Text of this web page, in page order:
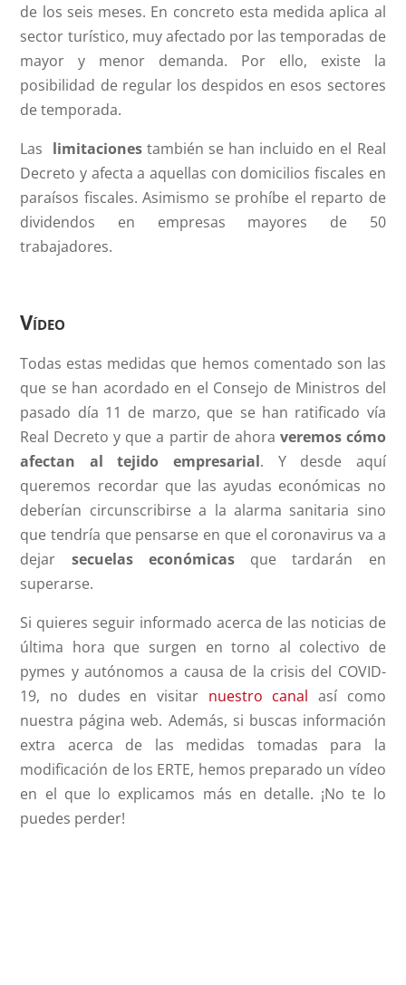
de los seis meses. En concreto esta medida aplica al
sector turístico, muy afectado por las temporadas de
mayor y menor demanda. Por ello, existe la
posibilidad de regular los despidos en esos sectores
de temporada.
Las limitacionestambién se han incluido en el Real
Decreto y afecta a aquellas con domicilios fiscales en
paraísos fiscales. Asimismo se prohíbe el reparto de
dividendos en empresas mayores de 50
trabajadores.
Vídeo
Todas estas medidas que hemos comentado son las
que se han acordado en el Consejo de Ministros del
pasado día 11 de marzo, que se han ratificado vía
Real Decreto y que a partir de ahora veremos cómo
afectan al tejido empresarial. Y desde aquí
queremos recordar que las ayudas económicas no
deberían circunscribirse a la alarma sanitaria sino
que tendría que pensarse en que el coronavirus va a
dejar secuelas económicasque tardarán en
superarse.
Si quieres seguir informado acerca de las noticias de
última hora que surgen en torno al colectivo de
pymes y autónomos a causa de la crisis del COVID-
19, no dudes en visitar nuestro canal así como
nuestra página web. Además, si buscas información
extra acerca de las medidas tomadas para la
modificación de los ERTE, hemos preparado un vídeo
en el que lo explicamos más en detalle. ¡No te lo
puedes perder!